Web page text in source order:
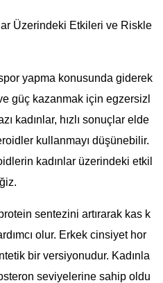
Üzerindeki Etkileri ve Riskle
yapma konusunda giderek
güç kazanmak için egzersizl
kadınlar, hızlı sonuçlar elde
kullanmayı düşünebilir.
kadınlar üzerindeki etkil
sentezini artırarak kas k
olur. Erkek cinsiyet hor
bir versiyonudur. Kadınla
seviyelerine sahip oldu